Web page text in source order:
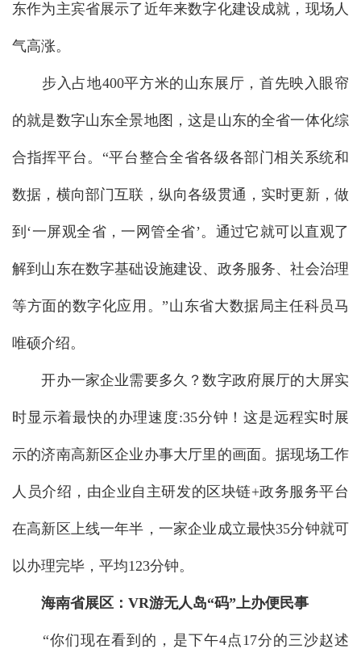
东作为主宾省展示了近年来数字化建设成就，现场人
气高涨。
步入占地400平方米的山东展厅，首先映入眼帘
的就是数字山东全景地图，这是山东的全省一体化综
合指挥平台。“平台整合全省各级各部门相关系统和
数据，横向部门互联，纵向各级贯通，实时更新，做
到‘一屏观全省，一网管全省’。通过它就可以直观了
解到山东在数字基础设施建设、政务服务、社会治理
等方面的数字化应用。”山东省大数据局主任科员马
唯硕介绍。
开办一家企业需要多久？数字政府展厅的大屏实
时显示着最快的办理速度:35分钟！这是远程实时展
示的济南高新区企业办事大厅里的画面。据现场工作
人员介绍，由企业自主研发的区块链+政务服务平台
在高新区上线一年半，一家企业成立最快35分钟就可
以办理完毕，平均123分钟。
海南省展区：VR游无人岛“码”上办便民事
“你们现在看到的，是下午4点17分的三沙赵述